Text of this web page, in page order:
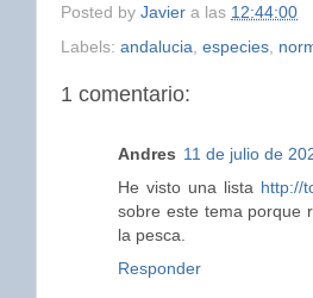
Posted by Javier a las 12:44:00
Labels: andalucia especies
1 comentario:
Andres 11 de julio de
He visto una lista http://
sobre este tema porque
la pesca.
Responder